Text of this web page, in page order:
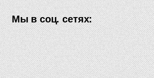
Мы в соц. сетях: